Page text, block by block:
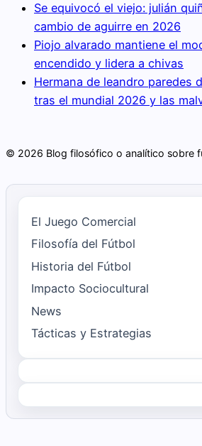
Se equivocó el viejo: julián
cambio de aguirre en 2026
Piojo alvarado mantiene el
encendido y lidera a chivas
Hermana de leandro paredes
tras el mundial 2026 y las
© 2026 Blog filosófico o analítico sobre
El Juego Comercial
Filosofía del Fútbol
Historia del Fútbol
Impacto Sociocultural
News
Tácticas y Estrategias